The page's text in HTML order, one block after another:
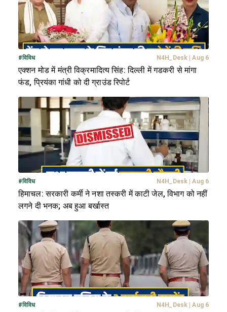
#विविध N4H_Desk Aug 6
एक्शन मोड में मंत्री विक्रमादित्य सिंह: दिल्ली में गडकरी से मांगा
फंड, प्रियंका गांधी को दी ग्राउंड रिपोर्ट
#विविध N4H_Desk Aug 6
हिमाचल: सरकारी कर्मी ने नशा तस्करी में काटी जेल, विभाग को नहीं
लगने दी भनक; अब हुआ बर्खास्त
#विविध N4H_Desk Aug 6